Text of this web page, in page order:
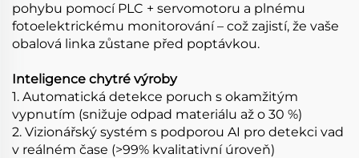
pohybu pomocí PLC + servomotoru a plnému
fotoelektrickému monitorování – což zajistí, že vaše
obalová linka zůstane před poptávkou.
Inteligence chytré výroby
1. Automatická detekce poruch s okamžitým
vypnutím (snižuje odpad materiálu až o 30 %)
2. Vizionářský systém s podporou AI pro detekci vad
v reálném čase (>99% kvalitativní úroveň)